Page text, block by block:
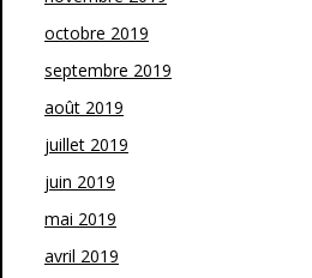
octobre 2019
septembre 2019
août 2019
juillet 2019
juin 2019
mai 2019
avril 2019